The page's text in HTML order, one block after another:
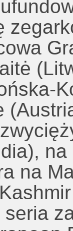
na